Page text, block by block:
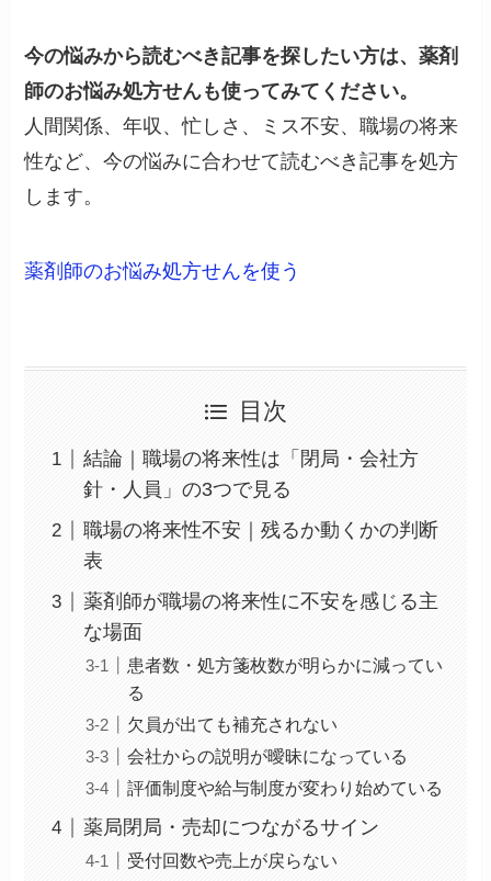
今の悩みから読むべき記事を探したい方は、薬剤
師のお悩み処方せんも使ってみてください。
人間関係、年収、忙しさ、ミス不安、職場の将来
性など、今の悩みに合わせて読むべき記事を処方
します。
薬剤師のお悩み処方せんを使う
目次
結論｜職場の将来性は「閉局・会社方
針・人員」の3つで見る
職場の将来性不安｜残るか動くかの判断
表
薬剤師が職場の将来性に不安を感じる主
な場面
患者数・処方箋枚数が明らかに減ってい
る
欠員が出ても補充されない
会社からの説明が曖昧になっている
評価制度や給与制度が変わり始めている
薬局閉局・売却につながるサイン
受付回数や売上が戻らない